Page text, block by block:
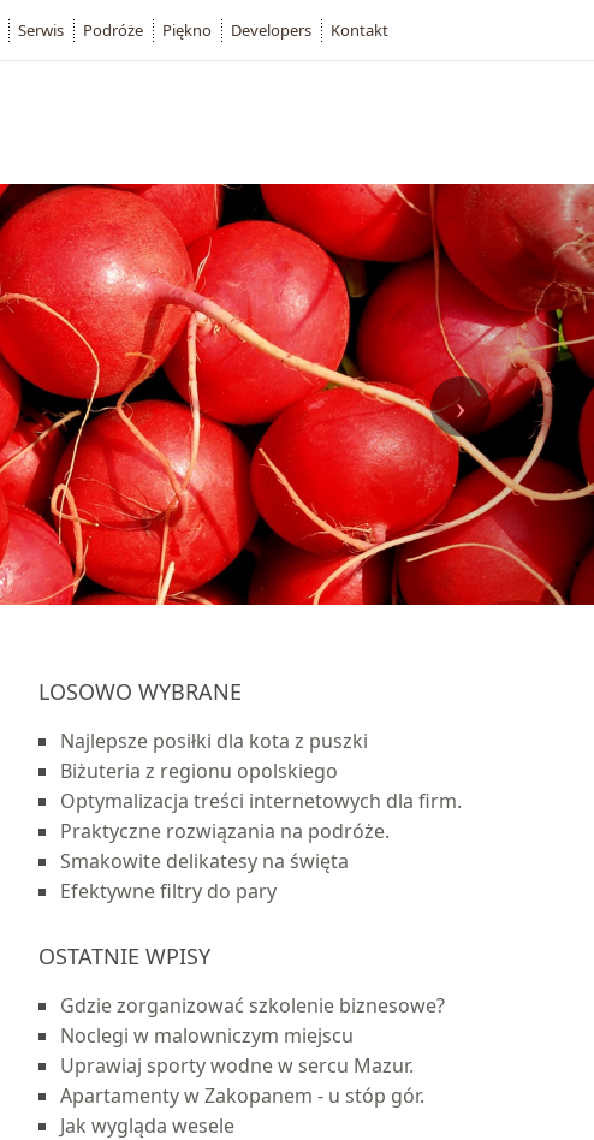
LOSOWO WYBRANE
Najlepsze posiłki dla kota z puszki
Biżuteria z regionu opolskiego
Optymalizacja treści internetowych dla firm.
Praktyczne rozwiązania na podróże.
Smakowite delikatesy na święta
Efektywne filtry do pary
OSTATNIE WPISY
Gdzie zorganizować szkolenie biznesowe?
Noclegi w malowniczym miejscu
Uprawiaj sporty wodne w sercu Mazur.
Apartamenty w Zakopanem - u stóp gór.
Jak wygląda wesele
Serwis Podróże Piękno Developers Kontakt